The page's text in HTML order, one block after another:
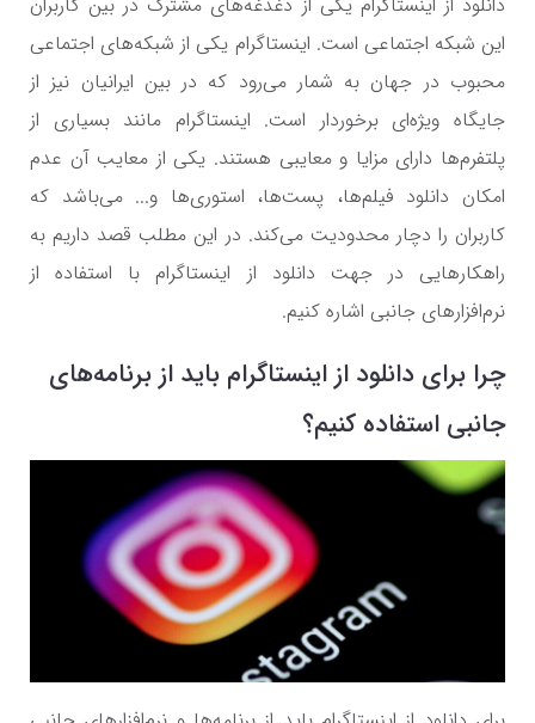
این شبکه اجتماعی است. اینستاگرام یکی از شبکه‌های اجتماعی
محبوب در جهان به شمار می‌رود که در بین ایرانیان نیز از
جایگاه ویژه‌ای برخوردار است. اینستاگرام مانند بسیاری از
پلتفرم‌ها دارای مزایا و معایبی هستند. یکی از معایب آن عدم
امکان دانلود فیلم‌ها، پست‌ها، استوری‌ها و... می‌باشد که
کاربران را دچار محدودیت می‌کند. در این مطلب قصد داریم به
راهکار‌هایی در جهت دانلود از اینستاگرام با استفاده از
نرم‌افزار‌های جانبی اشاره کنیم.
چرا برای دانلود از اینستاگرام باید از برنامه‌های
جانبی استفاده کنیم؟